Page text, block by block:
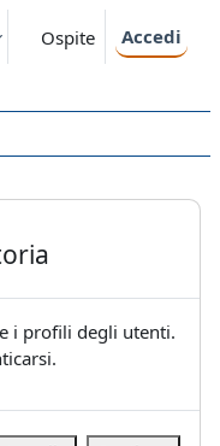
Ospite Accedi
i profili degli utenti.